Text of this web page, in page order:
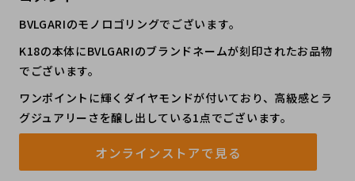
BVLGARIのモノロゴリングでございます。
K18の本体にBVLGARIのブランドネームが刻印されたお品物
でございます。
ワンポイントに輝くダイヤモンドが付いており、高級感とラ
グジュアリーさを醸し出している1点でございます。
オンラインストアで見る